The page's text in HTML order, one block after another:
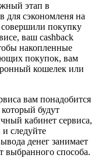
этап в
для сэкономленя на
совершили покупку
ваш cashback
накопленные
покупок, вам
кошелек или
вам понадобится
будут
кабинет сервиса,
следуйте
денег занимает
выбранного способа.